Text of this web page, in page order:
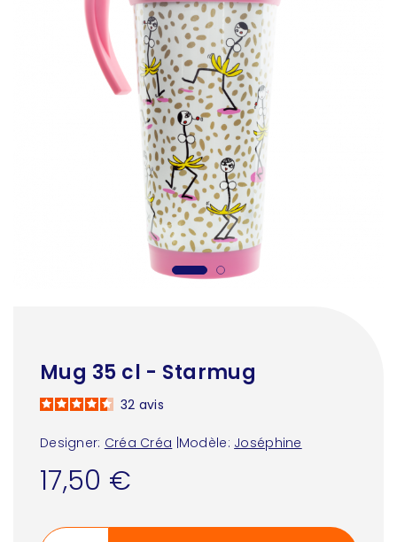
Mug 35 cl - Starmug
Designer: Créa Créa Modèle: Joséphine
32 avis
17,50 €